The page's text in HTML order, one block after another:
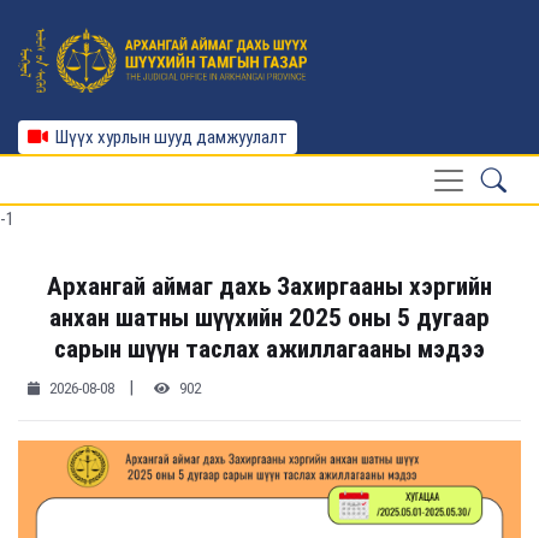
Шүүх хурлын шууд дамжуулалт
-1
Архангай аймаг дахь Захиргааны хэргийн
анхан шатны шүүхийн 2025 оны 5 дугаар
сарын шүүн таслах ажиллагааны мэдээ
2026-08-08 902